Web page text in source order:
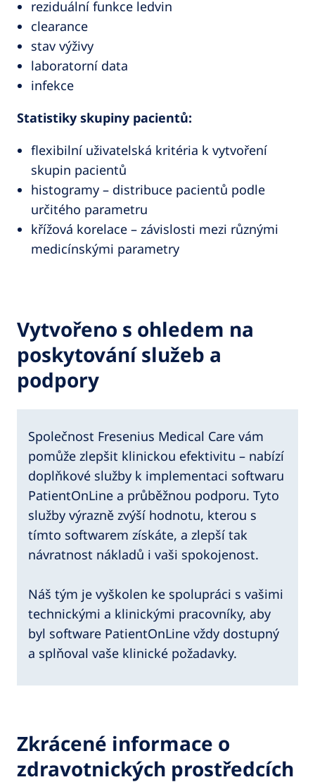
reziduální funkce ledvin
clearance
stav výživy
laboratorní data
infekce
Statistiky skupiny pacientů:
flexibilní uživatelská kritéria k vytvoření
skupin pacientů
histogramy – distribuce pacientů podle
určitého parametru
křížová korelace – závislosti mezi různými
medicínskými parametry
Vytvořeno s ohledem na
poskytování služeb a
podpory
Společnost Fresenius Medical Care vám
pomůže zlepšit klinickou efektivitu – nabízí
doplňkové služby k implementaci softwaru
PatientOnLine a průběžnou podporu. Tyto
služby výrazně zvýší hodnotu, kterou s
tímto softwarem získáte, a zlepší tak
návratnost nákladů i vaši spokojenost.
Náš tým je vyškolen ke spolupráci s vašimi
technickými a klinickými pracovníky, aby
byl software PatientOnLine vždy dostupný
a splňoval vaše klinické požadavky.
Zkrácené informace o
zdravotnických prostředcích